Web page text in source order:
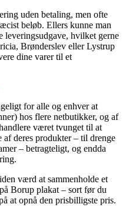
uden betaling, men ofte
beløb. Ellers kunne man
leveringsudgave, hvilket gerne
Brønderslev eller Lystrup
dine varer til et
for alle og enhver at
hos flere netbutikker, og af
været tvunget til at
af deres produkter – til drenge
– betragteligt, og endda
værd at sammenholde et
Borup plakat – sort før du
at opnå den prisbilligste pris.